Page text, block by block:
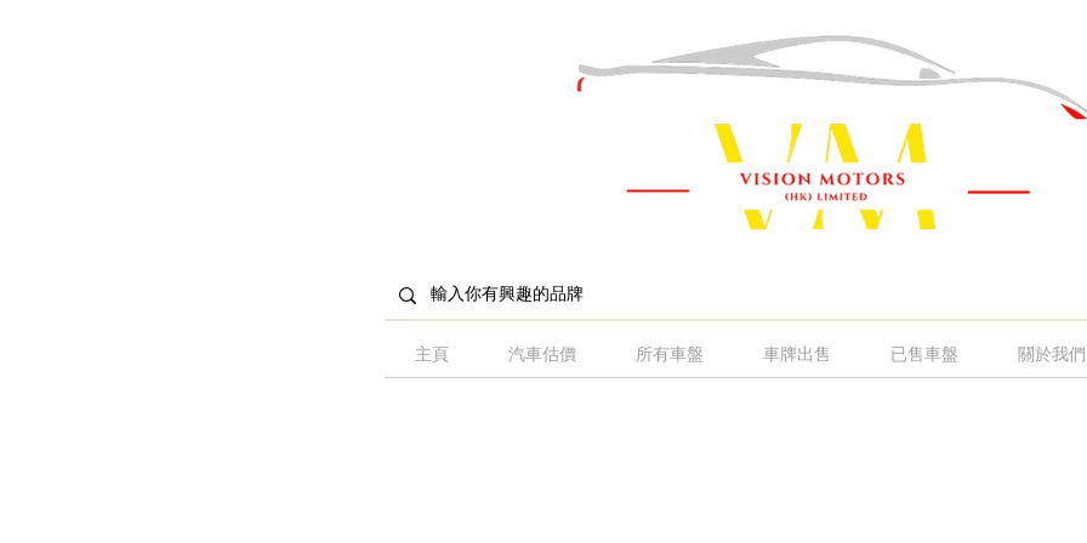
主頁 汽車估價 所有車盤 車牌出售 已售車盤 關於我們